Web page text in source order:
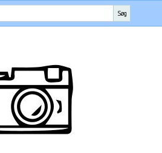
Søg